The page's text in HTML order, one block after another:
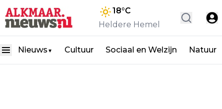
18°C
Heldere Hemel
Nieuws ▼ Cultuur Sociaal en Welzijn Natuur